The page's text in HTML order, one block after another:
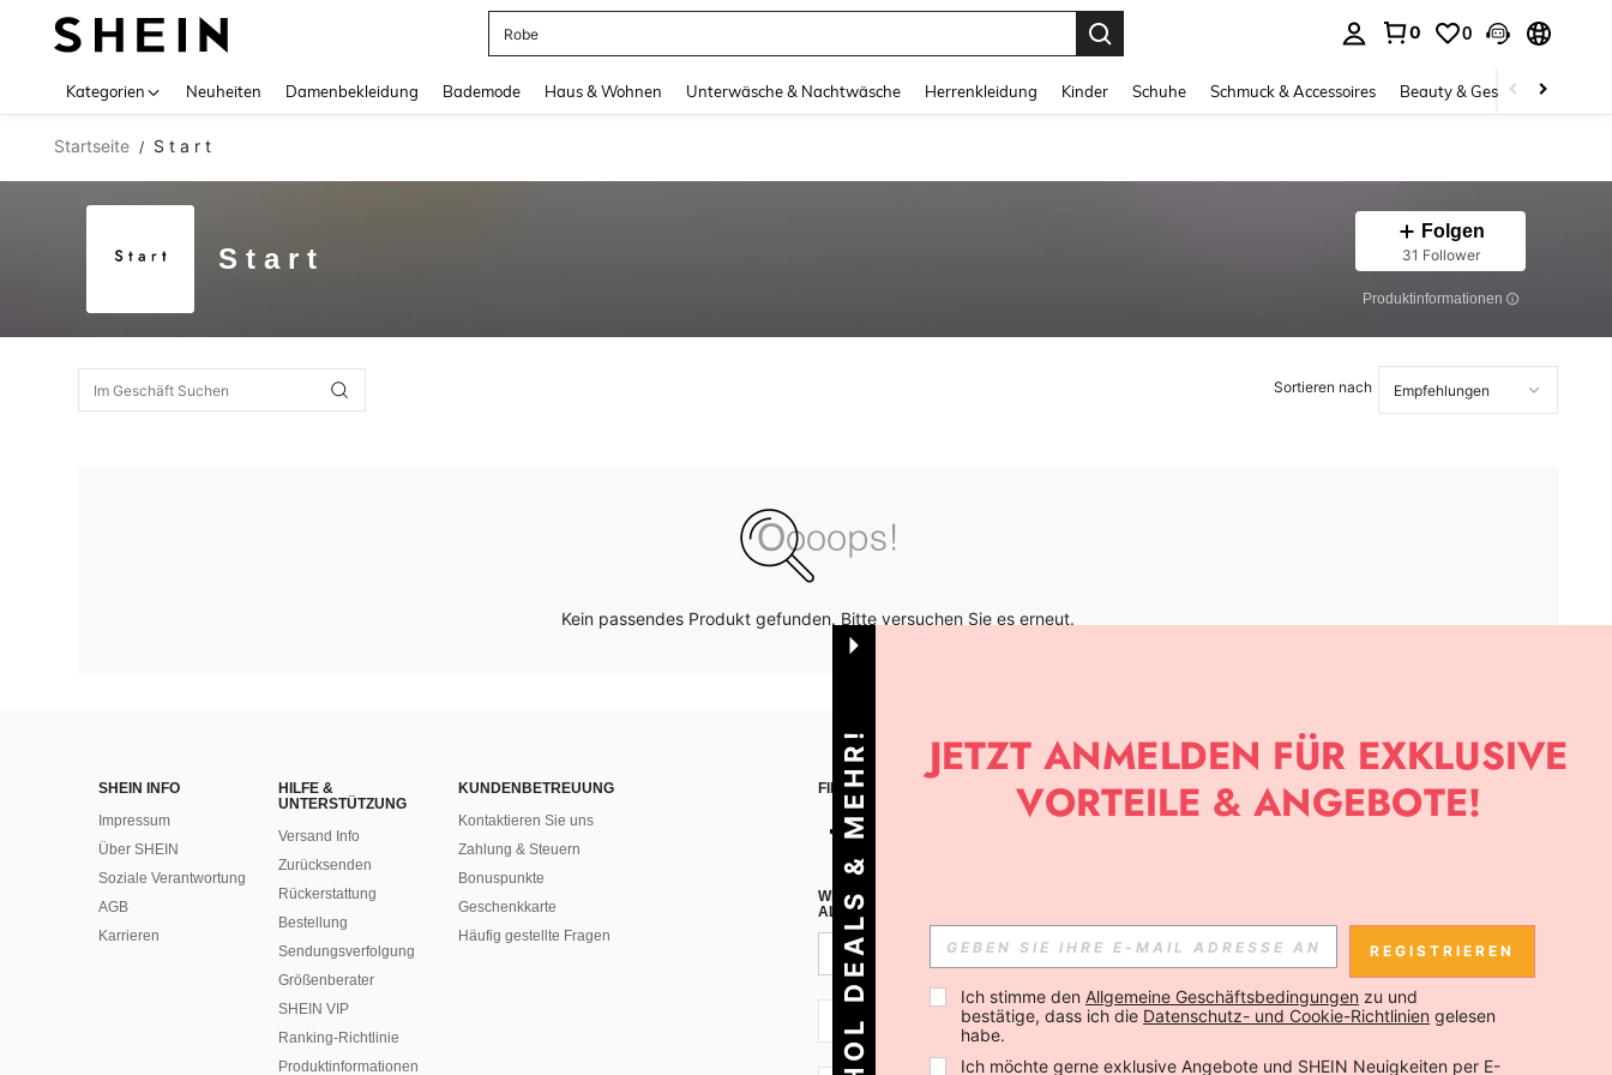
Robe
0 0
Kategorien Neuheiten Damenbekleidung Bademode Haus & Wohnen Unterwäsche & Nachtwäsche Herrenkleidung Kinder Schuhe Schmuck & Accessoires Beauty & Gesundheit
Startseite / S t a r t
S t a r t
Folgen
31 Follower
Produktinformationen
Sortieren nach
Kein passendes Produkt gefunden. Bitte versuchen Sie es erneut.
SHEIN INFO
Impressum
Über SHEIN
Soziale Verantwortung
AGB
Karrieren
HILFE &
UNTERSTÜTZUNG
Versand Info
Zurücksenden
Rückerstattung
Bestellung
Sendungsverfolgung
Größenberater
SHEIN VIP
Ranking-Richtlinie
​Produktinformationen
KUNDENBETREUUNG
Kontaktieren Sie uns
Zahlung & Steuern
Bonuspunkte
Geschenkkarte
Häufig gestellte Fragen
FINDEN SIE UNS AUF APP
WENN DU DICH FÜR UNSEREN NEWSLETTER ANMELDEST, KANNST DU DIE NEUESTEN TRENDS VOR
ALLEN ANDEREN ERFAHREN (DU KANNST DICH JEDERZEIT ABMELDEN).
Abonnieren
CH + 41 Abonnieren
HOL DEALS & MEHR! REGISTRIEREN
Ich stimme den Allgemeine Geschäftsbedingungen zu und
bestätige, dass ich die Datenschutz- und Cookie-Richtlinien gelesen
habe.
Ich möchte gerne exklusive Angebote und SHEIN Neuigkeiten per E-